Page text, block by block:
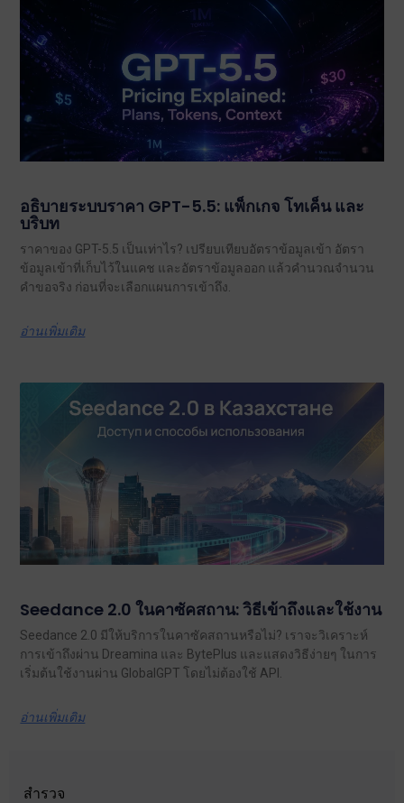
อธิบายระบบราคา GPT-5.5: แพ็กเกจ โทเค็น และ
บริบท
ราคาของ GPT-5.5 เป็นเท่าไร? เปรียบเทียบอัตราข้อมูลเข้า อัตรา
ข้อมูลเข้าที่เก็บไว้ในแคช และอัตราข้อมูลออก แล้วคำนวณจำนวน
คำขอจริง ก่อนที่จะเลือกแผนการเข้าถึง.
อ่านเพิ่มเติม
Seedance 2.0 ในคาซัคสถาน: วิธีเข้าถึงและใช้งาน
Seedance 2.0 มีให้บริการในคาซัคสถานหรือไม่? เราจะวิเคราะห์
การเข้าถึงผ่าน Dreamina และ BytePlus และแสดงวิธีง่ายๆ ในการ
เริ่มต้นใช้งานผ่าน GlobalGPT โดยไม่ต้องใช้ API.
อ่านเพิ่มเติม
สำรวจ